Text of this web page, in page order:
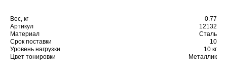
Вес, кг
0.77
Артикул
12132
Материал
Сталь
Срок поставки
10
Уровень нагрузки
10 кг
Цвет тонировки
Металлик